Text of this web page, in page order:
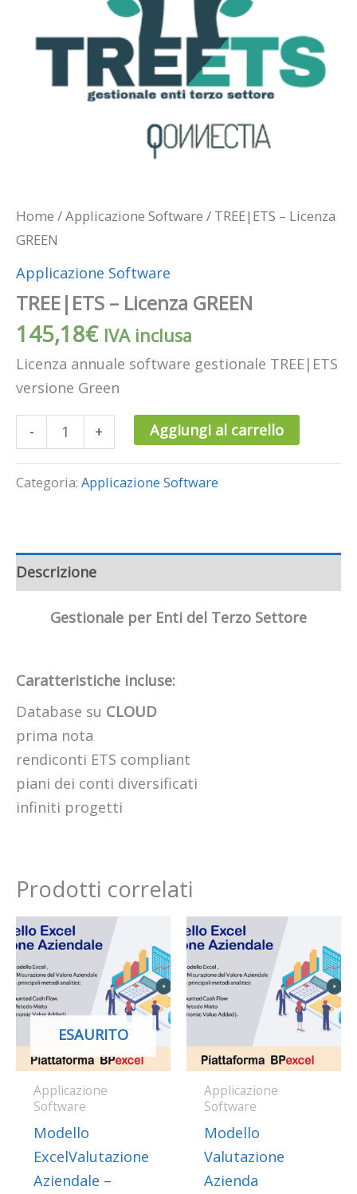
Home /Applicazione Software / TREE|ETS – Licenza
GREEN
Applicazione Software
TREE|ETS – Licenza GREEN
145,18€ IVA inclusa
Licenza annuale software gestionale TREE|ETS
versione Green
- + Aggiungi al carrello
Categoria: Applicazione Software
Descrizione
Gestionale per Enti del Terzo Settore
Caratteristiche incluse:
Database su CLOUD
prima nota
rendiconti ETS compliant
piani dei conti diversificati
infiniti progetti
Prodotti correlati
ESAURITO
Applicazione
Software
Modello
ExcelValutazione
Aziendale –
Applicazione
Software
Modello
Valutazione
Azienda